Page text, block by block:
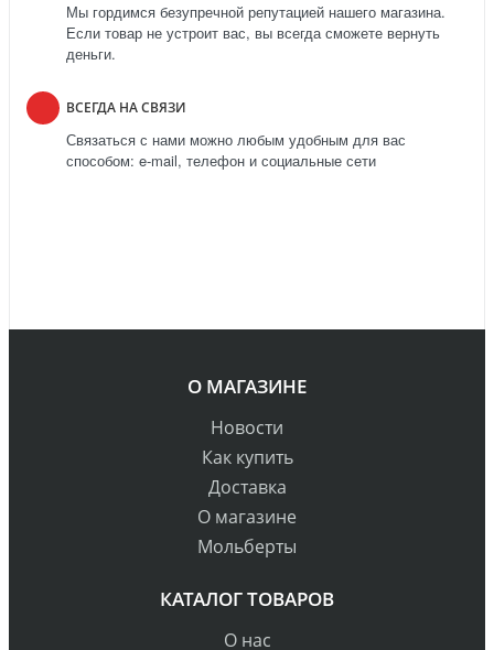
Мы гордимся безупречной репутацией нашего магазина.
Если товар не устроит вас, вы всегда сможете вернуть
деньги.
ВСЕГДА НА СВЯЗИ
Связаться с нами можно любым удобным для вас
способом: e-mail, телефон и социальные сети
О МАГАЗИНЕ
Новости
Как купить
Доставка
О магазине
Мольберты
КАТАЛОГ ТОВАРОВ
О нас